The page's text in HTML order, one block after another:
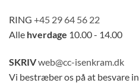
RING +45 29 64 56 22
Alle hverdage 10.00 - 14.00
SKRIVweb@cc-isenkram.dk
Vi bestræber os på at besvare